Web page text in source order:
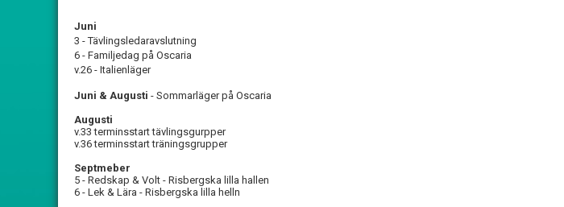
Juni
3 - Tävlingsledaravslutning
6 - Familjedag på Oscaria
v.26 - Italienläger
Juni & Augusti - Sommarläger på Oscaria
Augusti
v.33 terminsstart tävlingsgurpper
v.36 terminsstart träningsgrupper
Septmeber
5 - Redskap & Volt - Risbergska lilla hallen
6 - Lek & Lära - Risbergska lilla helln